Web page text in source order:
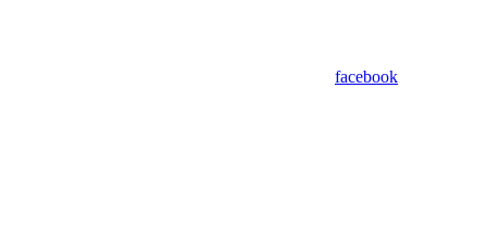
facebook